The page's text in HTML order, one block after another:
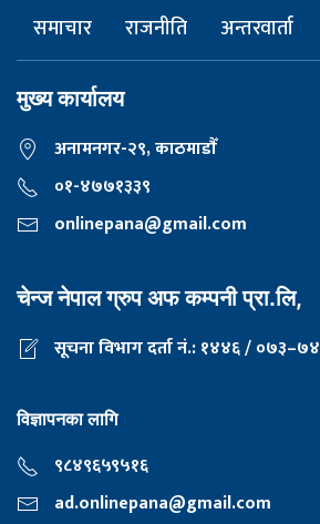
समाचार राजनीति अन्तरवार्ता
मुख्य कार्यालय
अनामनगर-२९, काठमाडाैँ
०१-४७७१३३९
onlinepana@gmail.com
चेन्ज नेपाल ग्रुप अफ कम्पनी प्रा.लि,
सूचना विभाग दर्ता नं.: १४४६ / ०७३–७४
विज्ञापनका लागि
९८४९६५९५१६
ad.onlinepana@gmail.com